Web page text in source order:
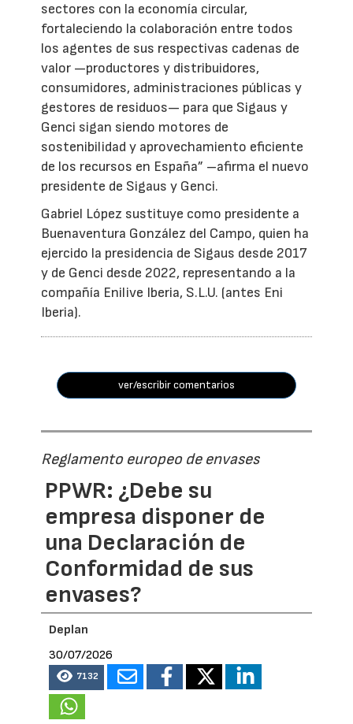
sectores con la economía circular,
fortaleciendo la colaboración entre todos
los agentes de sus respectivas cadenas de
valor —productores y distribuidores,
consumidores, administraciones públicas y
gestores de residuos— para que Sigaus y
Genci sigan siendo motores de
sostenibilidad y aprovechamiento eficiente
de los recursos en España” –afirma el nuevo
presidente de Sigaus y Genci.
Gabriel López sustituye como presidente a
Buenaventura González del Campo, quien ha
ejercido la presidencia de Sigaus desde 2017
y de Genci desde 2022, representando a la
compañía Enilive Iberia, S.L.U. (antes Eni
Iberia).
ver/escribir comentarios
Reglamento europeo de envases
PPWR: ¿Debe su
empresa disponer de
una Declaración de
Conformidad de sus
envases?
Deplan
30/07/2026
7132